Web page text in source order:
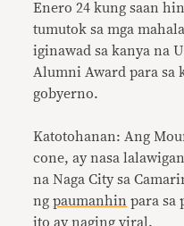
Enero 24 kung saan
tumutok sa mga
iginawad sa kanya na
Alumni Award para sa
gobyerno.
Katotohanan: Ang
cone, ay nasa
na Naga City sa
ngpaumanhin para sa
ito ay naging viral.